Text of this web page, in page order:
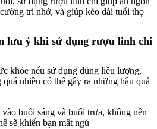
trí nhớ, và giúp kéo dài tuổi thọ
lưu ý khi sử dụng rượu linh chi
khỏe nếu sử dụng đúng liều lượng,
nhiều có thể gây ra những hậu quả
buổi sáng và buổi trưa, không nên
sẽ khiến bạn mất ngủ